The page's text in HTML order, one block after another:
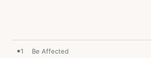
1 Be Affected